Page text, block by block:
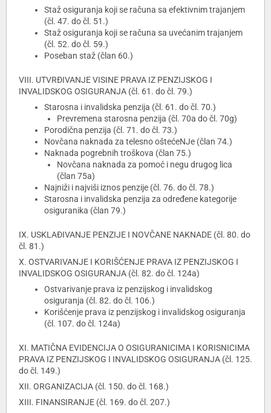
Staž osiguranja koji se računa sa efektivnim trajanjem
(čl. 47. do čl. 51.)
Staž osiguranja koji se računa sa uvećanim trajanjem
(čl. 52. do čl. 59.)
Poseban staž (član 60.)
VIII. UTVRĐIVANJE VISINE PRAVA IZ PENZIJSKOG I
INVALIDSKOG OSIGURANJA (čl. 61. do čl. 79.)
Starosna i invalidska penzija (čl. 61. do čl. 70.)
Prevremena starosna penzija (čl. 70a do čl. 70g)
Porodična penzija (čl. 71. do čl. 73.)
Novčana naknada za telesno oštećeNJe (član 74.)
Naknada pogrebnih troškova (član 75.)
Novčana naknada za pomoć i negu drugog lica
(član 75a)
Najniži i najviši iznos penzije (čl. 76. do čl. 78.)
Starosna i invalidska penzija za određene kategorije
osiguranika (član 79.)
IX. USKLAĐIVANJE PENZIJE I NOVČANE NAKNADE (čl. 80. do
čl. 81.)
X. OSTVARIVANJE I KORIŠĆENJE PRAVA IZ PENZIJSKOG I
INVALIDSKOG OSIGURANJA (čl. 82. do čl. 124a)
Ostvarivanje prava iz penzijskog i invalidskog
osiguranja (čl. 82. do čl. 106.)
Korišćenje prava iz penzijskog i invalidskog osiguranja
(čl. 107. do čl. 124a)
XI. MATIČNA EVIDENCIJA O OSIGURANICIMA I KORISNICIMA
PRAVA IZ PENZIJSKOG I INVALIDSKOG OSIGURANJA (čl. 125.
do čl. 149.)
XII. ORGANIZACIJA (čl. 150. do čl. 168.)
XIII. FINANSIRANJE (čl. 169. do čl. 207.)